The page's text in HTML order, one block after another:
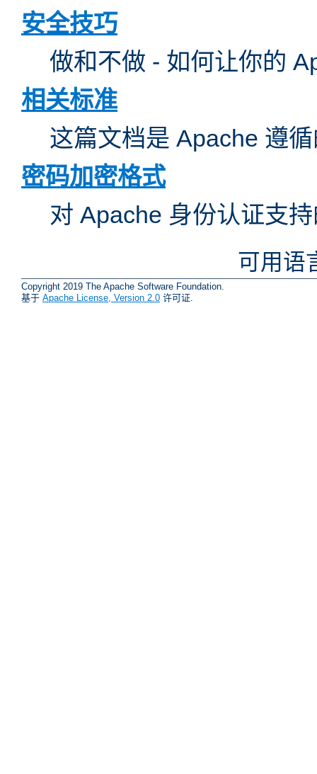
安全技巧
做和不做 - 如何让你的
相关标准
这篇文档是 Apache 遵
密码加密格式
对 Apache 身份认证支
可用语
Copyright 2019 The Apache Software Foundation.
基于 Apache License, Version 2.0 许可证.